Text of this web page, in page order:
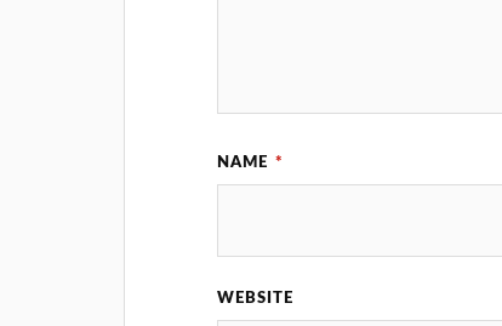
NAME *
WEBSITE